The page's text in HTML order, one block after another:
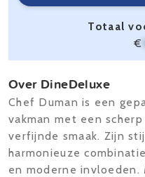
Totaal
€
Over DineDeluxe
Chef Duman is een
vakman met een
verfijnde smaak. Zijn
harmonieuze
en moderne invloeden.